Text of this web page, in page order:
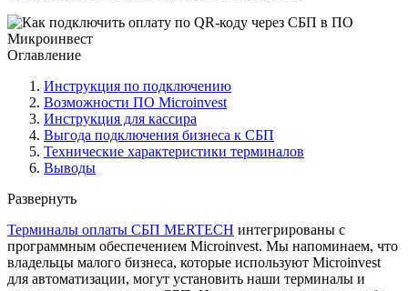
Оглавление
Инструкция по подключению
Возможности ПО Microinvest
Инструкция для кассира
Выгода подключения бизнеса к СБП
Технические характеристики терминалов
Выводы
Развернуть
Терминалы оплаты СБП MERTECH интегрированы с
программным обеспечением Microinvest. Мы напоминаем, что
владельцы малого бизнеса, которые используют Microinvest
для автоматизации, могут установить наши терминалы и